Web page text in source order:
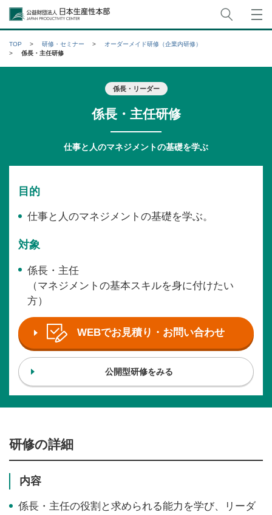
公益財団法人日本生産性本部
TOP 研修・セミナー
オーダーメイド研修（企業内研修）
係長・主任研修
係長・リーダー
係長・主任研修
仕事と人のマネジメントの基礎を学ぶ
目的
仕事と人のマネジメントの基礎を学ぶ。
対象
係長・主任
（マネジメントの基本スキルを身に付けたい
方）
WEBでお見積り・お問い合わせ
公開型研修をみる
研修の詳細
内容
係長・主任の役割と求められる能力を学び、リーダ